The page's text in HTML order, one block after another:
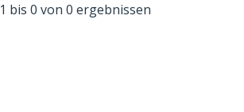
1 bis 0 von 0 ergebnissen